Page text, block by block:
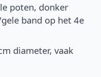
poten, donker
band op het 4e
diameter, vaak